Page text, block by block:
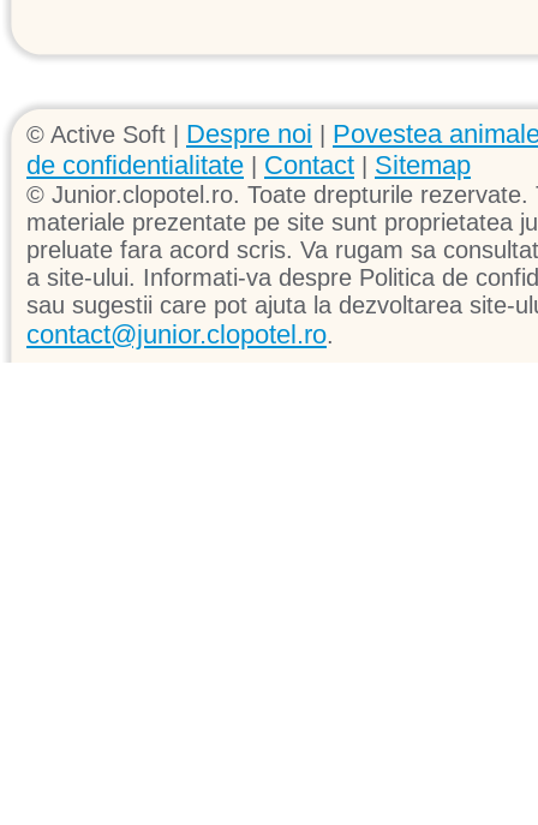
© Active Soft | Despre noi
Povestea
de confidentialitate
Contact Sitemap
© Junior.clopotel.ro. Toate drepturile
materiale prezentate pe site sunt proprietatea
preluate fara acord scris. Va rugam sa
a site-ului. Informati-va despre Politica de
sau sugestii care pot ajuta la dezvoltarea site-
contact@junior.clopotel.ro.